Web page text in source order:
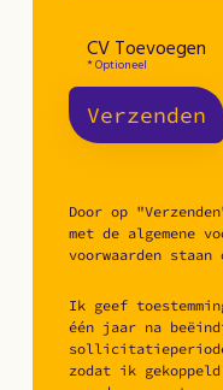
CV Toevoegen
Verzenden
* Optioneel
Door op
met de algemene
voorwaarden staan
Ik geef
één jaar na
zodat ik